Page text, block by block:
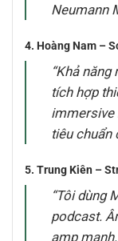
Neumann
4. Hoàng Nam –
“Khả
tích hợp
immersive
tiêu chuẩn
5. Trung Kiên –
“Tôi dùng
podcast.
amp